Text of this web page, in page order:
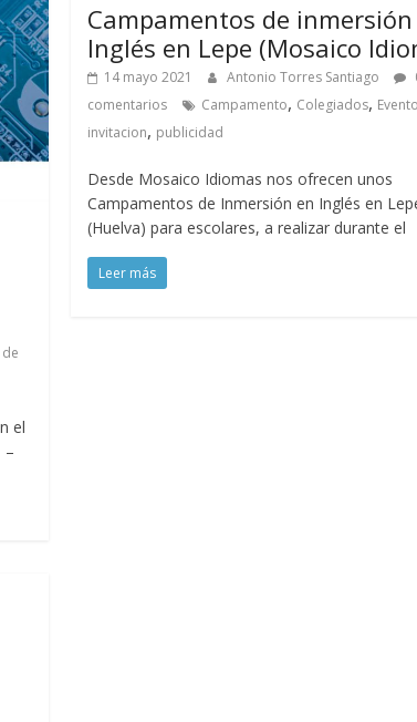
el
–
Campamentos de inmersión
Inglés en Lepe (Mosaico
14 mayo 2021 Antonio Torres Santiago
comentarios
Campamento, Colegiados, Evento
invitacion, publicidad
Desde Mosaico Idiomas nos ofrecen unos
Campamentos de Inmersión en Inglés en
(Huelva) para escolares, a realizar durante el
Leer más